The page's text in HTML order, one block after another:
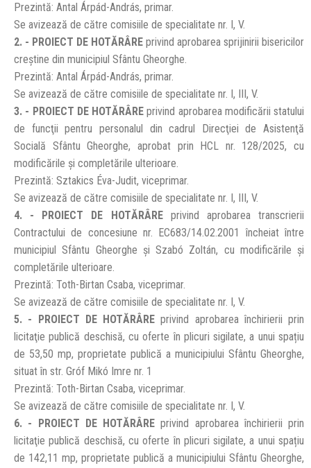
Prezintă: Antal Árpád-András, primar.
Se avizează de către comisiile de specialitate nr. I, V.
2. - PROIECT DE HOTĂRÂRE privind aprobarea sprijinirii bisericilor
creştine din municipiul Sfântu Gheorghe.
Prezintă: Antal Árpád-András, primar.
Se avizează de către comisiile de specialitate nr. I, III, V.
3. - PROIECT DE HOTĂRÂRE privind aprobarea modificării statului
de funcţii pentru personalul din cadrul Direcţiei de Asistenţă
Socială Sfântu Gheorghe, aprobat prin HCL nr. 128/2025, cu
modificările și completările ulterioare.
Prezintă: Sztakics Éva-Judit, viceprimar.
Se avizează de către comisiile de specialitate nr. I, III, V.
4. - PROIECT DE HOTĂRÂREprivind aprobarea transcrierii
Contractului de concesiune nr. EC683/14.02.2001 încheiat între
municipiul Sfântu Gheorghe și Szabó Zoltán, cu modificările și
completările ulterioare.
Prezintă: Toth-Birtan Csaba, viceprimar.
Se avizează de către comisiile de specialitate nr. I, V.
5. - PROIECT DE HOTĂRÂRE privind aprobarea închirierii prin
licitaţie publică deschisă, cu oferte în plicuri sigilate, a unui spațiu
de 53,50 mp, proprietate publică a municipiului Sfântu Gheorghe,
situat în str. Gróf Mikó Imre nr. 1
Prezintă: Toth-Birtan Csaba, viceprimar.
Se avizează de către comisiile de specialitate nr. I, V.
6. - PROIECT DE HOTĂRÂRE privind aprobarea închirierii prin
licitaţie publică deschisă, cu oferte în plicuri sigilate, a unui spațiu
de 142,11 mp, proprietate publică a municipiului Sfântu Gheorghe,